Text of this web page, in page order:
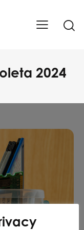
2024